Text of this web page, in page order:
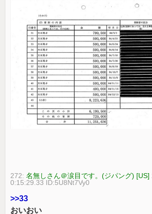
272:名無しさん＠涙目です。(ジパング) [US]
0:15:29.33 ID:5U8Nt7Vy0
>>33
おいおい